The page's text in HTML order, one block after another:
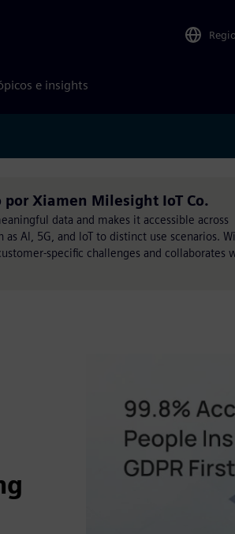
e insights
por Xiamen Milesight IoT Co.
data and makes it accessible across
Al, 5G, and loT to distinct use scenarios.
specific challenges and collaborates